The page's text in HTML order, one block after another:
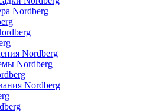
Nordberg
Nordberg
Nordberg
Nordberg